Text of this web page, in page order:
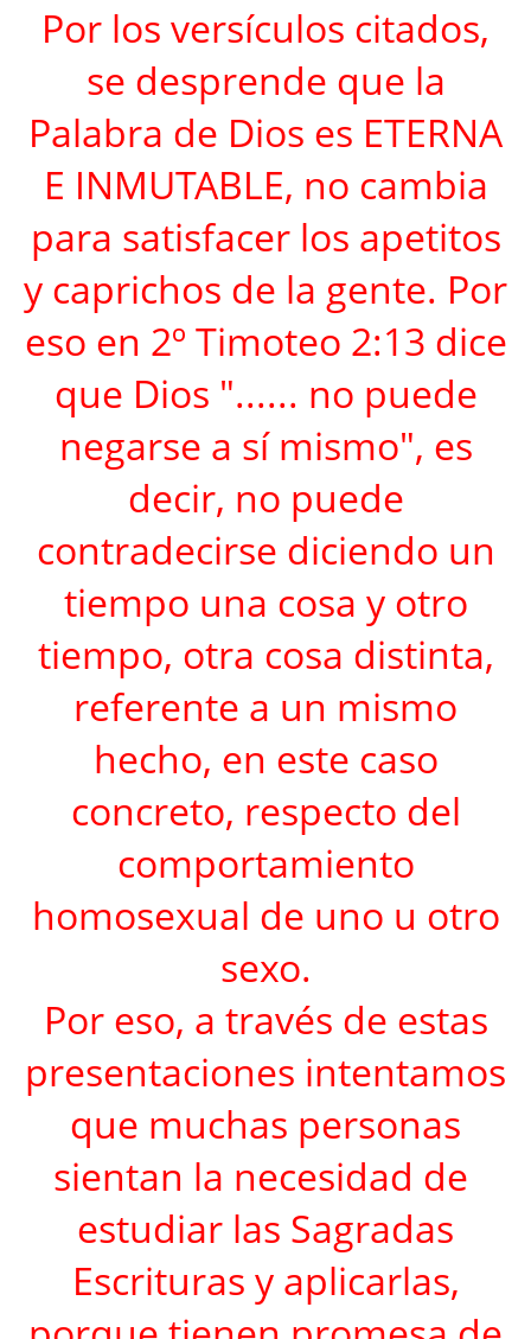
Por los versículos citados,
se desprende que la
Palabra de Dios es ETERNA
E INMUTABLE, no cambia
para satisfacer los apetitos
y caprichos de la gente. Por
eso en 2º Timoteo 2:13 dice
que Dios "...... no puede
negarse a sí mismo", es
decir, no puede
contradecirse diciendo un
tiempo una cosa y otro
tiempo, otra cosa distinta,
referente a un mismo
hecho, en este caso
concreto, respecto del
comportamiento
homosexual de uno u otro
sexo.
Por eso, a través de estas
presentaciones intentamos
que muchas personas
sientan la necesidad de
estudiar las Sagradas
Escrituras y aplicarlas,